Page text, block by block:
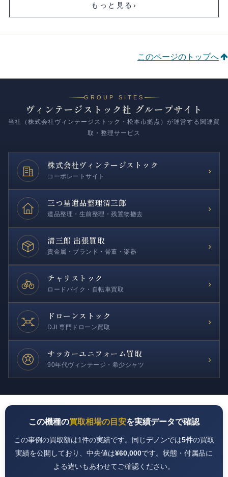
もっと見る ›
このページのトップへ
GROUP SITES
ヴィンテージストック社 グループサイト
当社（株式会社ヴィンテージストック・松本市拠点）が運営する関連買
取・整理サービス
株式会社ヴィンテージストック
コーポレートサイト
›
三つ星遺品整理清三郎
遺品整理・生前整理・残置物撤去
›
清三郎 出張買取
貴金属・ブランド・骨董・楽器
›
チャリストック
ロードバイク・自転車買取
›
ドローンストック
DJI 専門ドローン買取
›
サッカーユニフォーム買取
90年代ヴィンテージ・希少シャツ
›
この機種の買取相場の目安を実績データで確認
この事例の買取額は1件の実績です。同じデノンでは5件の買取
実績を公開しており、中央値は¥60,000です。状態・付属品に
よる違いもあわせてご確認ください。